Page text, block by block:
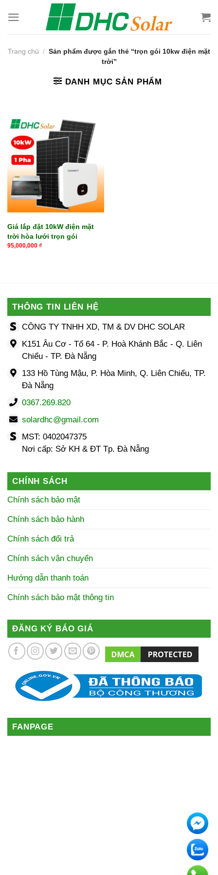
qua
nội
Trang chủ / Sản phẩm được gắn thẻ “trọn gói 10kw điện mặt
trời”
DANH MỤC SẢN PHẨM
Giá lắp đặt 10kW điện mặt
trời hòa lưới trọn gói
95,000,000 ₫
THÔNG TIN LIÊN HỆ
CÔNG TY TNHH XD, TM & DV DHC SOLAR
K151 Âu Cơ - Tổ 64 - P. Hoà Khánh Bắc - Q. Liên
Chiểu - TP. Đà Nẵng
133 Hồ Tùng Mậu, P. Hòa Minh, Q. Liên Chiểu, TP.
Đà Nẵng
0367.269.820
solardhc@gmail.com
MST: 0402047375
Nơi cấp: Sở KH & ĐT Tp. Đà Nẵng
CHÍNH SÁCH
Chính sách bảo mật
Chính sách bảo hành
Chính sách đổi trả
Chính sách vận chuyển
Hướng dẫn thanh toán
Chính sách bảo mật thông tin
ĐĂNG KÝ BÁO GIÁ
FANPAGE